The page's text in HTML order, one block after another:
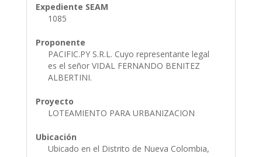
Expediente SEAM
1085
Proponente
PACIFIC.PY S.R.L. Cuyo representante legal
es el señor VIDAL FERNANDO BENITEZ
ALBERTINI.
Proyecto
LOTEAMIENTO PARA URBANIZACION
Ubicación
Ubicado en el Distrito de Nueva Colombia,